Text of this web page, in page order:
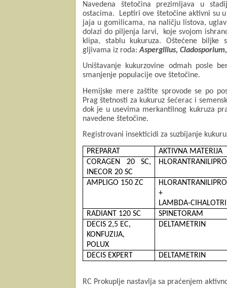
Navedena štetočina prezimljava u
ostacima.
Leptiri ove štetočine aktivni su
jaja u gomilicama, na naličju listova,
dolazi do piljenja larvi,
koje svojom
klipa, stablu kukuruza. Oštećene biljke
gljivama iz roda:Aspergillus,
Uništavanje kukurzovine odmah posle
smanjenje populacije ove štetočine.
Hemijske mere zaštite sprovode se po
Prag štetnosti za kukuruz šećerac i
dok je u usevima merkantilnog kukruza
navedene štetočine.
Registrovani insekticidi za suzbijanje
PREPARAT
AKTIVNA MATERIJA
CORAGEN 20 SC,
INECOR 20 SC
AMPLIGO 150 ZC
+
LAMBDA-
RADIANT 120 SC
SPINETORAM
DECIS 2,5 EC,
KONFUZIJA,
POLUX
DELTAMETRIN
DECIS EXPERT DELTAMETRIN
RC Prokuplje nastavlja sa praćenjem